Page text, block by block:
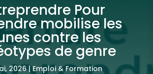
Pour
mobilise les
contre les
de genre
2026|Emploi & Formation